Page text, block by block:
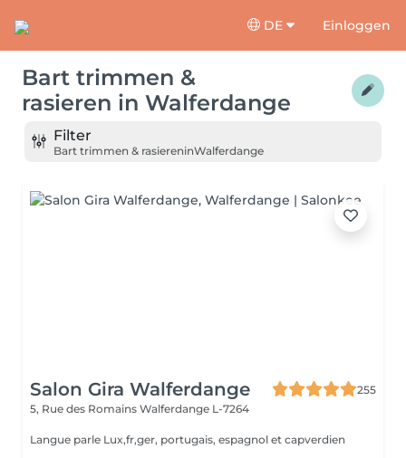
DE Einloggen
Bart trimmen &
rasieren in Walferdange
Filter
Bart trimmen & rasiereninWalferdange
Salon Gira Walferdange
255
5, Rue des Romains Walferdange L-7264
Langue parle Lux,fr,ger, portugais, espagnol et capverdien